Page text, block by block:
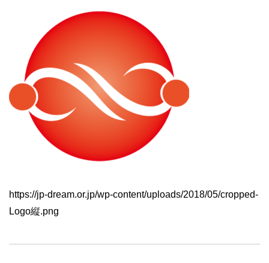
https://jp-dream.or.jp/wp-content/uploads/2018/05/cropped-
Logo縦.png